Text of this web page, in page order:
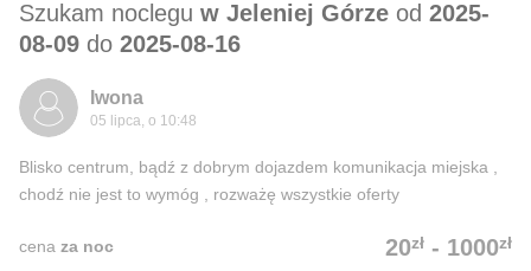
Szukam noclegu w Jeleniej Górze od 2025-
08-09 do 2025-08-16
Iwona
05 lipca, o 10:48
Blisko centrum, bądź z dobrym dojazdem komunikacja miejska ,
chodź nie jest to wymóg , rozważę wszystkie oferty
20zł - 1000zł
cena za noc